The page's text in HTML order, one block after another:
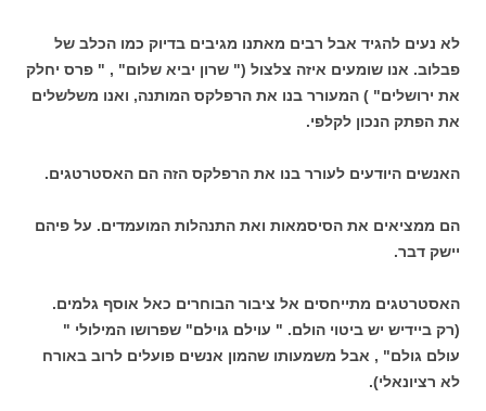
לא נעים להגיד אבל רבים מאתנו מגיבים בדיוק כמו הכלב של
פבלוב. אנו שומעים איזה צלצול (" שרון יביא שלום" , " פרס יחלק
את ירושלים" ) המעורר בנו את הרפלקס המותנה, ואנו משלשלים
את הפתק הנכון לקלפי.
האנשים היודעים לעורר בנו את הרפלקס הזה הם האסטרטגים.
הם ממציאים את הסיסמאות ואת התנהלות המועמדים. על פיהם
יישק דבר.
האסטרטגים מתייחסים אל ציבור הבוחרים כאל אוסף גלמים.
(רק ביידיש יש ביטוי הולם. " עוילם גוילם" שפרושו המילולי "
עולם גולם" , אבל משמעותו שהמון אנשים פועלים לרוב באורח
לא רציונאלי).